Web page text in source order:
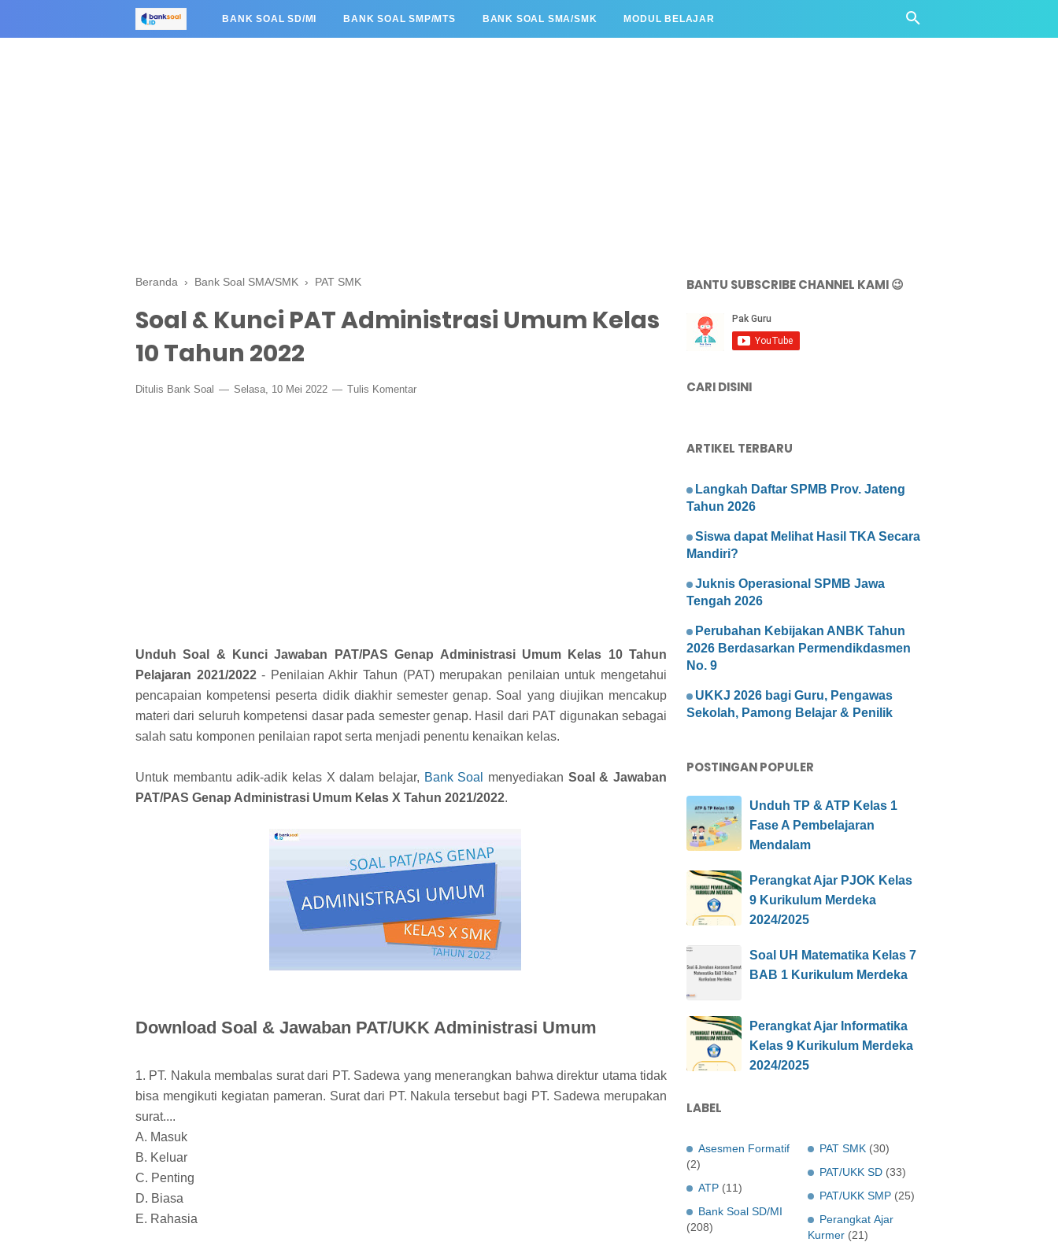
BANK SOAL SD/MI BANK SOAL SMP/MTS BANK SOAL SMA/SMK MODUL BELAJAR
Beranda › Bank Soal SMA/SMK › PAT SMK
Soal & Kunci PAT Administrasi Umum Kelas
10 Tahun 2022
Ditulis Bank Soal Selasa, 10 Mei 2022 Tulis Komentar
Unduh Soal & Kunci Jawaban PAT/PAS Genap Administrasi Umum Kelas 10 Tahun
Pelajaran 2021/2022- Penilaian Akhir Tahun (PAT) merupakan penilaian untuk mengetahui
pencapaian kompetensi peserta didik diakhir semester genap. Soal yang diujikan mencakup
materi dari seluruh kompetensi dasar pada semester genap. Hasil dari PAT digunakan sebagai
salah satu komponen penilaian rapot serta menjadi penentu kenaikan kelas.
Untuk membantu adik-adik kelas X dalam belajar, Bank Soal menyediakan Soal & Jawaban
PAT/PAS Genap Administrasi Umum Kelas X Tahun 2021/2022.
Download Soal & Jawaban PAT/UKK Administrasi Umum
1. PT. Nakula membalas surat dari PT. Sadewa yang menerangkan bahwa direktur utama tidak
bisa mengikuti kegiatan pameran. Surat dari PT. Nakula tersebut bagi PT. Sadewa merupakan
surat....
A. Masuk
B. Keluar
C. Penting
D. Biasa
E. Rahasia
BANTU SUBSCRIBE CHANNEL KAMI 😉
CARI DISINI
ARTIKEL TERBARU
Langkah Daftar SPMB Prov. Jateng
Tahun 2026
Siswa dapat Melihat Hasil TKA Secara
Mandiri?
Juknis Operasional SPMB Jawa
Tengah 2026
Perubahan Kebijakan ANBK Tahun
2026 Berdasarkan Permendikdasmen
No. 9
UKKJ 2026 bagi Guru, Pengawas
Sekolah, Pamong Belajar & Penilik
POSTINGAN POPULER
Unduh TP & ATP Kelas 1
Fase A Pembelajaran
Mendalam
Perangkat Ajar PJOK Kelas
9 Kurikulum Merdeka
2024/2025
Soal UH Matematika Kelas 7
BAB 1 Kurikulum Merdeka
Perangkat Ajar Informatika
Kelas 9 Kurikulum Merdeka
2024/2025
LABEL
Asesmen Formatif
(2)
ATP (11)
Bank Soal SD/MI
(208)
PAT SMK (30)
PAT/UKK SD (33)
PAT/UKK SMP (25)
Perangkat Ajar
Kurmer (21)